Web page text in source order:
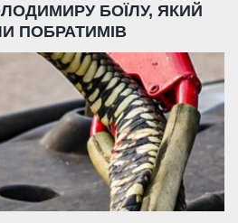
БОЇЛУ, ЯКИЙ
ПОБРАТИМІВ